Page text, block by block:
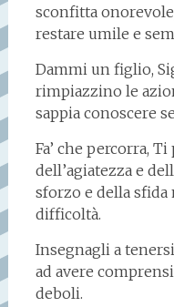
sconfitta
restare umile e
Dammi un figlio,
rimpiazzino le
sappia conoscere
Fa’ che percorra,
dell’agiatezza e
sforzo e della
difficoltà.
Insegnagli a
ad avere
deboli.